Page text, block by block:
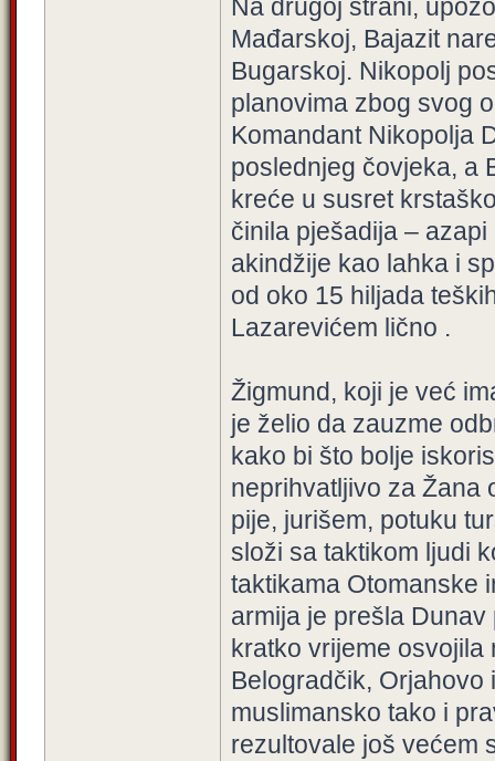
Na drugoj strani,
Mađarskoj, Bajazit
Bugarskoj. Nikopolj
planovima zbog svog
Komandant Nikopolja
poslednjeg čovjeka, a
kreće u susret
činila pješadija –
akindžije kao lahka i
od oko 15 hiljada
Lazarevićem lično .
Žigmund, koji je već
je želio da zauzme
kako bi što bolje
neprihvatljivo za Žana
pije, jurišem, potuku
složi sa taktikom ljudi
taktikama Otomanske
armija je prešla
kratko vrijeme
Belogradčik,
muslimansko tako i
rezultovale još većem